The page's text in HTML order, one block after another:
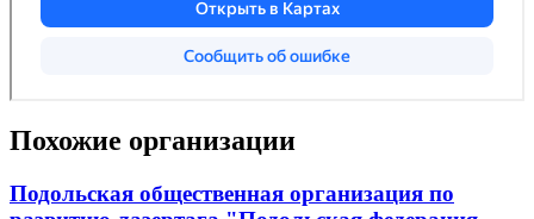
Похожие организации
Подольская общественная организация по